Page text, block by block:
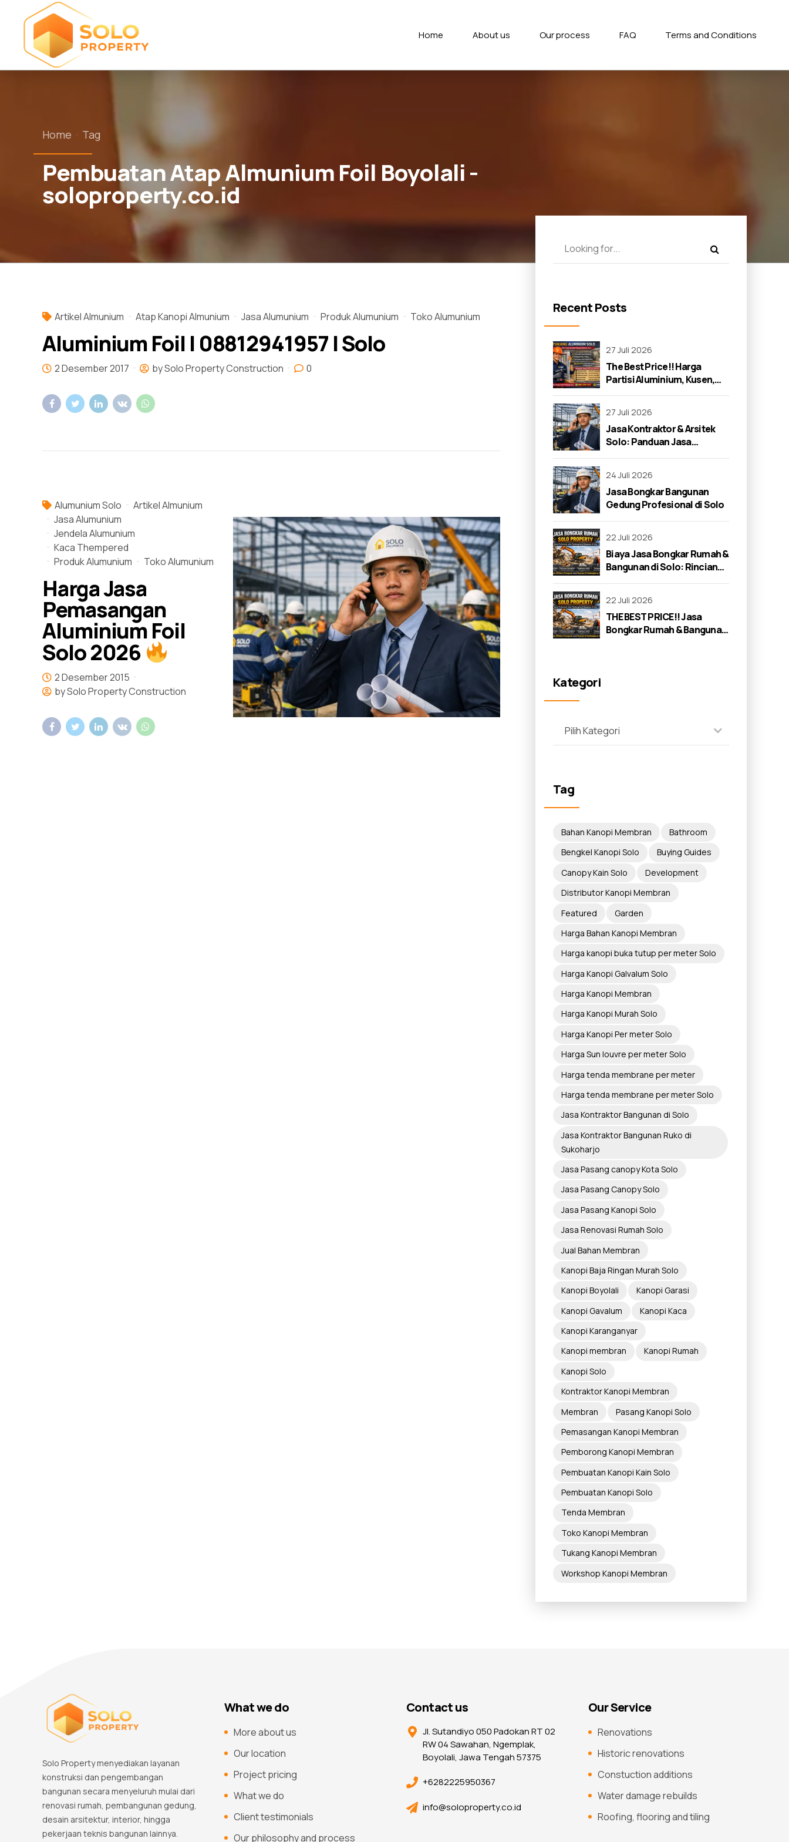
Home About us Our process FAQ Terms and Conditions
Home Tag
Pembuatan Atap Almunium Foil Boyolali -
soloproperty.co.id
Artikel Almunium Atap Kanopi Almunium Jasa Alumunium Produk Alumunium Toko Alumunium
Aluminium Foil | 08812941957 | Solo
2 Desember 2017 by Solo Property Construction 0
Alumunium Solo
Artikel Almunium
Jasa Alumunium
Jendela Alumunium
Kaca Thempered
Produk Alumunium
Toko Alumunium
Harga Jasa
Pemasangan
Aluminium Foil
Solo 2026
2 Desember 2015
by Solo Property Construction
Recent Posts
27 Juli 2026
The Best Price!! Harga
Partisi Aluminium, Kusen,
dan Jendela di Solo 2026
27 Juli 2026
Jasa Kontraktor & Arsitek
Solo: Panduan Jasa
24 Juli 2026
Jasa Bongkar Bangunan
Gedung Profesional di Solo
22 Juli 2026
Biaya Jasa Bongkar Rumah &
Bangunan di Solo: Rincian
22 Juli 2026
THE BEST PRICE!! Jasa
Bongkar Rumah & Bangunan
Kategori
Pilih Kategori
Tag
Bahan Kanopi Membran
Bathroom
Bengkel Kanopi Solo
Buying Guides
Canopy Kain Solo
Development
Distributor Kanopi Membran
Featured
Garden
Harga Bahan Kanopi Membran
Harga kanopi buka tutup per meter Solo
Harga Kanopi Galvalum Solo
Harga Kanopi Membran
Harga Kanopi Murah Solo
Harga Kanopi Per meter Solo
Harga Sun louvre per meter Solo
Harga tenda membrane per meter
Harga tenda membrane per meter Solo
Jasa Kontraktor Bangunan di Solo
Jasa Kontraktor Bangunan Ruko di
Sukoharjo
Jasa Pasang canopy Kota Solo
Jasa Pasang Canopy Solo
Jasa Pasang Kanopi Solo
Jasa Renovasi Rumah Solo
Jual Bahan Membran
Kanopi Baja Ringan Murah Solo
Kanopi Boyolali
Kanopi Garasi
Kanopi Gavalum
Kanopi Kaca
Kanopi Karanganyar
Kanopi membran
Kanopi Rumah
Kanopi Solo
Kontraktor Kanopi Membran
Membran
Pasang Kanopi Solo
Pemasangan Kanopi Membran
Pemborong Kanopi Membran
Pembuatan Kanopi Kain Solo
Pembuatan Kanopi Solo
Tenda Membran
Toko Kanopi Membran
Tukang Kanopi Membran
Workshop Kanopi Membran
Solo Property menyediakan layanan
konstruksi dan pengembangan
bangunan secara menyeluruh mulai dari
renovasi rumah, pembangunan gedung,
desain arsitektur, interior, hingga
pekerjaan teknis bangunan lainnya.
What we do
More about us
Our location
Project pricing
What we do
Client testimonials
Our philosophy and process
Contact us
Jl. Sutandiyo 050 Padokan RT 02
RW 04 Sawahan, Ngemplak,
Boyolali, Jawa Tengah 57375
+6282225950367
info@soloproperty.co.id
Our Service
Renovations
Historic renovations
Constuction additions
Water damage rebuilds
Roofing, flooring and tiling